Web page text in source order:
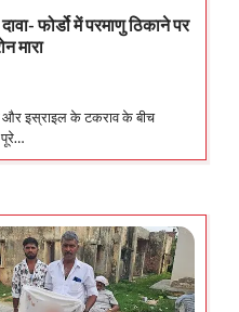
फोर्डो में परमाणु ठिकाने पर
मारा
और इस्राइल के टकराव के बीच